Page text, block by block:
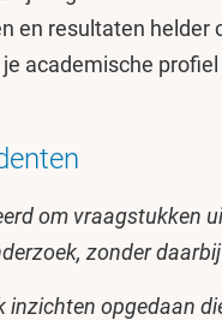
en resultaten helder
academische
om vraagstukken
zonder
inzichten opgedaan